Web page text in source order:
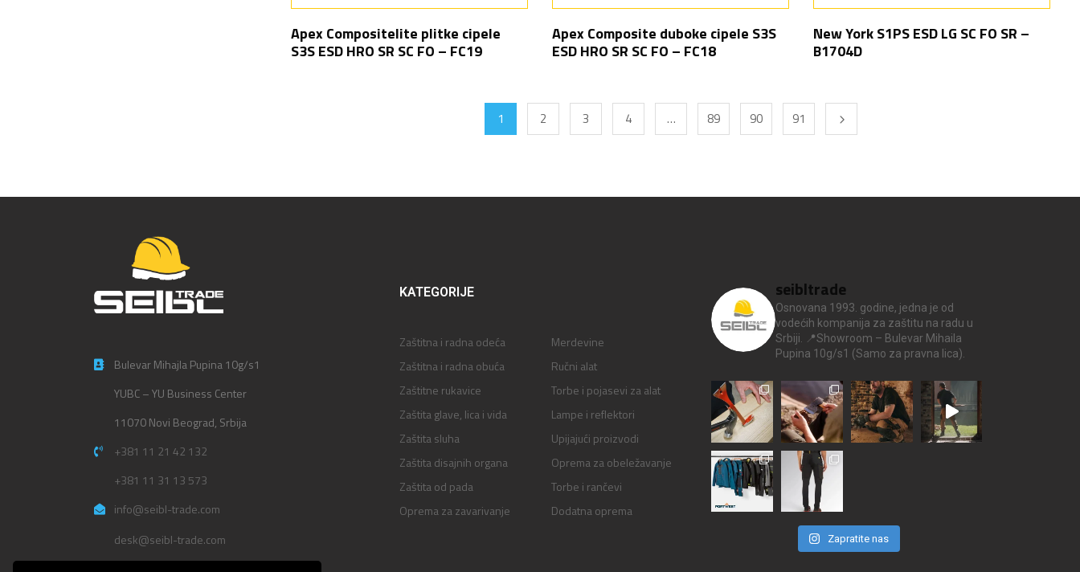
Apex Compositelite plitke cipele
S3S ESD HRO SR SC FO – FC19
Apex Composite duboke cipele S3S
ESD HRO SR SC FO – FC18
New York S1PS ESD LG SC FO SR –
B1704D
1 2 3 4 … 89 90 91
Bulevar Mihajla Pupina 10g/s1
YUBC – YU Business Center
11070 Novi Beograd, Srbija
+381 11 21 42 132
+381 11 31 13 573
info@seibl-trade.com
desk@seibl-trade.com
KATEGORIJE
Zaštitna i radna odeća
Zaštitna i radna obuća
Zaštitne rukavice
Zaštita glave, lica i vida
Zaštita sluha
Zaštita disajnih organa
Zaštita od pada
Oprema za zavarivanje
Merdevine
Ručni alat
Torbe i pojasevi za alat
Lampe i reflektori
Upijajući proizvodi
Oprema za obeležavanje
Torbe i rančevi
Dodatna oprema
seibltrade
Osnovana 1993. godine, jedna je od
vodećih kompanija za zaštitu na radu u
Srbiji.
📍Showroom – Bulevar Mihaila
Pupina 10g/s1 (Samo za pravna lica).
Zapratite nas